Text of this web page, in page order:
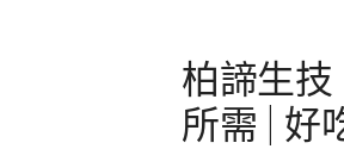
柏諦生
所需 | 好